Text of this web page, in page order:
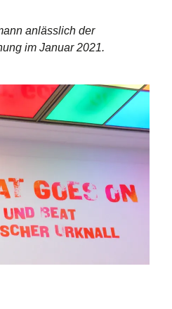
anlässlich der
im Januar 2021.